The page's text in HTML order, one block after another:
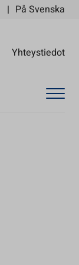
På Svenska
Yhteystiedot